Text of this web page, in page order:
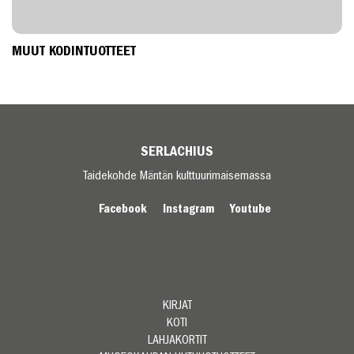
MUUT KODINTUOTTEET
SERLACHIUS
Taidekohde Mäntän kulttuurimaisemassa
Facebook Instagram Youtube
KIRJAT
KOTI
LAHJAKORTIT